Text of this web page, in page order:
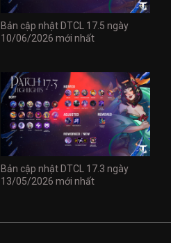
Bản cập nhật DTCL 17.5 ngày
10/06/2026 mới nhất
Bản cập nhật DTCL 17.3 ngày
13/05/2026 mới nhất